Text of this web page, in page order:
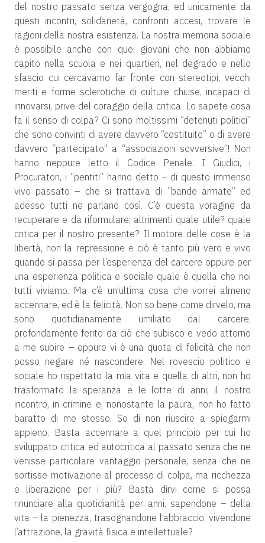
del nostro passato senza vergogna, ed unicamente da
questi incontri, solidarietà, confronti accesi, trovare le
ragioni della nostra esistenza. La nostra memoria sociale
è possibile anche con quei giovani che non abbiamo
capito nella scuola e nei quartieri, nel degrado e nello
sfascio cui cercavamo far fronte con stereotipi, vecchi
meriti e forme sclerotiche di culture chiuse, incapaci di
innovarsi, prive del coraggio della critica. Lo sapete cosa
fa il senso di colpa? Ci sono moltissimi “detenuti politici”
che sono convinti di avere davvero “costituito” o di avere
davvero “partecipato” a “associazioni sovversive”! Non
hanno neppure letto il Codice Penale. I Giudici, i
Procuratori, i “pentiti” hanno detto – di questo immenso
vivo passato – che si trattava di “bande armate” ed
adesso tutti ne parlano così. C’è questa voragine da
recuperare e da riformulare; altrimenti quale utile? quale
critica per il nostro presente? Il motore delle cose è la
libertà, non la repressione e ciò è tanto più vero e vivo
quando si passa per l’esperienza del carcere oppure per
una esperienza politica e sociale quale è quella che noi
tutti viviamo. Ma c’è un’ultima cosa che vorrei almeno
accennare, ed è la felicità. Non so bene come dirvelo, ma
sono quotidianamente umiliato dal carcere,
profondamente ferito da ciò che subisco e vedo attorno
a me subire – eppure vi è una quota di felicità che non
posso negare né nascondere. Nel rovescio politico e
sociale ho rispettato la mia vita e quella di altri, non ho
trasformato la speranza e le lotte di anni, il nostro
incontro, in crimine e, nonostante la paura, non ho fatto
baratto di me stesso. So di non riuscire a spiegarmi
appieno. Basta accennare a quel principio per cui ho
sviluppato critica ed autocritica al passato senza che ne
venisse particolare vantaggio personale, senza che ne
sortisse motivazione al processo di colpa, ma ricchezza
e liberazione per i più? Basta dirvi come si possa
rinunciare alla quotidianità per anni, sapendone – della
vita – la pienezza, trasognandone l’abbraccio, vivendone
l’attrazione, la gravità fisica e intellettuale?